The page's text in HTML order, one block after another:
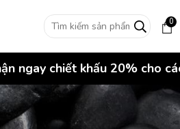
0
chiết khấu 20% cho các